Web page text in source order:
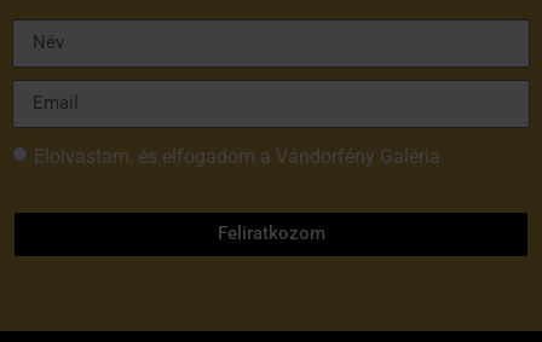
Elolvastam, és elfogadom a Vándorfény Galéria
Feliratkozom